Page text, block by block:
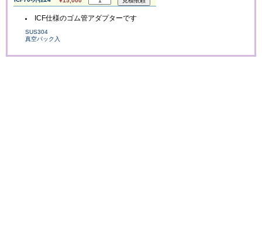
ICF仕様のゴム管アダプターです
SUS304
真空パック入